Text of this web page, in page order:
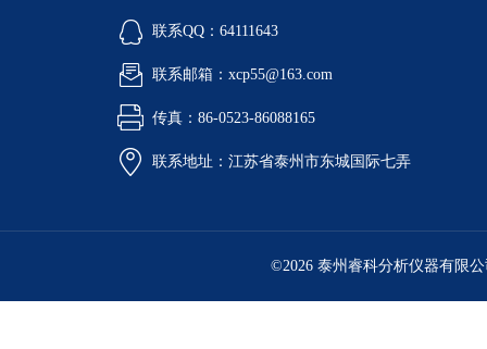
联系QQ：64111643
联系邮箱：xcp55@163.com
传真：86-0523-86088165
联系地址：江苏省泰州市东城国际七弄
©2026 泰州睿科分析仪器有限